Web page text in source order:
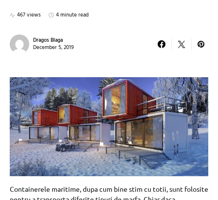
467 views 4 minute read
Dragos Blaga
December 5, 2019
Containerele maritime, dupa cum bine stim cu totii, sunt folosite